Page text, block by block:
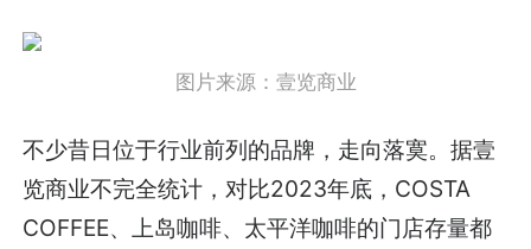
图片来源：壹览商业
不少昔日位于行业前列的品牌，走向落寞。据壹
览商业不完全统计，对比2023年底，COSTA
COFFEE、上岛咖啡、太平洋咖啡的门店存量都